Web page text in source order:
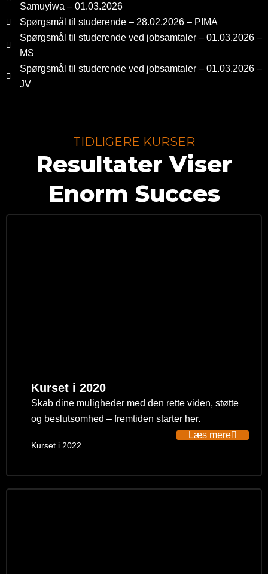
Samuyiwa – 01.03.2026
Spørgsmål til studerende – 28.02.2026 – PIMA
Spørgsmål til studerende ved jobsamtaler – 01.03.2026 –
MS
Spørgsmål til studerende ved jobsamtaler – 01.03.2026 –
JV
TIDLIGERE KURSER
Resultater Viser
Enorm Succes
Kurset i 2020
Skab dine muligheder med den rette viden, støtte
og beslutsomhed – fremtiden starter her.
Kurset i 2022
Læs mere